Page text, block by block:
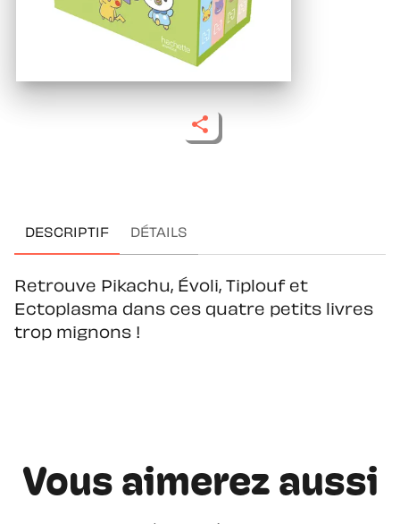
DESCRIPTIF DÉTAILS
Retrouve Pikachu, Évoli, Tiplouf et
Ectoplasma dans ces quatre petits livres
trop mignons !
Vous aimerez aussi